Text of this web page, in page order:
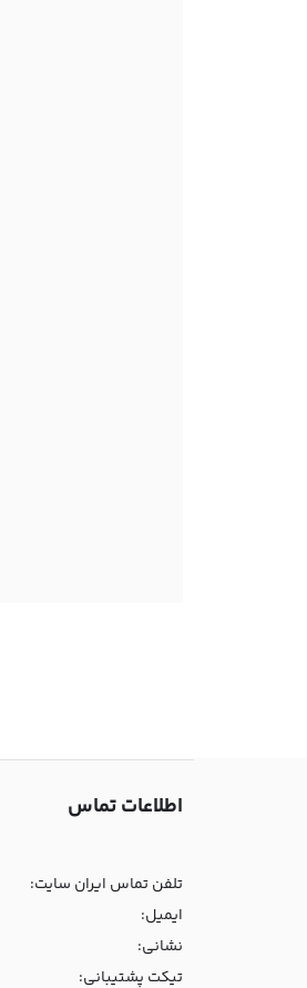
اطلاعات تماس
تلفن تماس ایران سایت:
ایمیل:
نشانی:
تیکت پشتیبانی: